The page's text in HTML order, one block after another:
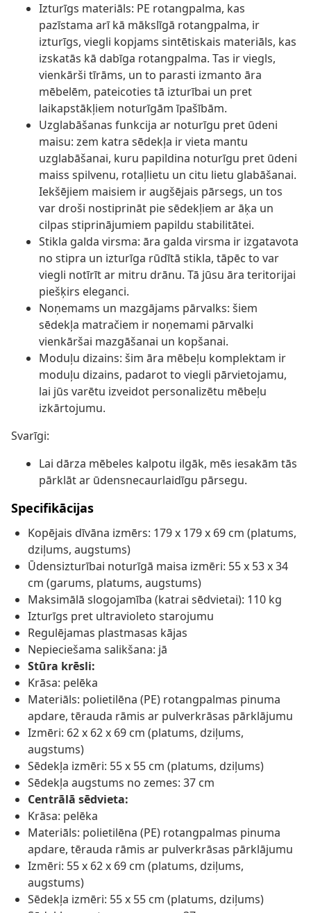
Izturīgs materiāls: PE rotangpalma, kas
pazīstama arī kā mākslīgā rotangpalma, ir
izturīgs, viegli kopjams sintētiskais materiāls, kas
izskatās kā dabīga rotangpalma. Tas ir viegls,
vienkārši tīrāms, un to parasti izmanto āra
mēbelēm, pateicoties tā izturībai un pret
laikapstākļiem noturīgām īpašībām.
Uzglabāšanas funkcija ar noturīgu pret ūdeni
maisu: zem katra sēdekļa ir vieta mantu
uzglabāšanai, kuru papildina noturīgu pret ūdeni
maiss spilvenu, rotaļlietu un citu lietu glabāšanai.
Iekšējiem maisiem ir augšējais pārsegs, un tos
var droši nostiprināt pie sēdekļiem ar āķa un
cilpas stiprinājumiem papildu stabilitātei.
Stikla galda virsma: āra galda virsma ir izgatavota
no stipra un izturīga rūdītā stikla, tāpēc to var
viegli notīrīt ar mitru drānu. Tā jūsu āra teritorijai
piešķirs eleganci.
Noņemams un mazgājams pārvalks: šiem
sēdekļa matračiem ir noņemami pārvalki
vienkāršai mazgāšanai un kopšanai.
Moduļu dizains: šim āra mēbeļu komplektam ir
moduļu dizains, padarot to viegli pārvietojamu,
lai jūs varētu izveidot personalizētu mēbeļu
izkārtojumu.
Svarīgi:
Lai dārza mēbeles kalpotu ilgāk, mēs iesakām tās
pārklāt ar ūdensnecaurlaidīgu pārsegu.
Specifikācijas
Kopējais dīvāna izmērs: 179 x 179 x 69 cm (platums,
dziļums, augstums)
Ūdensizturībai noturīgā maisa izmēri: 55 x 53 x 34
cm (garums, platums, augstums)
Maksimālā slogojamība (katrai sēdvietai): 110 kg
Izturīgs pret ultravioleto starojumu
Regulējamas plastmasas kājas
Nepieciešama salikšana: jā
Stūra krēsli:
Krāsa: pelēka
Materiāls: polietilēna (PE) rotangpalmas pinuma
apdare, tērauda rāmis ar pulverkrāsas pārklājumu
Izmēri: 62 x 62 x 69 cm (platums, dziļums,
augstums)
Sēdekļa izmēri: 55 x 55 cm (platums, dziļums)
Sēdekļa augstums no zemes: 37 cm
Centrālā sēdvieta:
Krāsa: pelēka
Materiāls: polietilēna (PE) rotangpalmas pinuma
apdare, tērauda rāmis ar pulverkrāsas pārklājumu
Izmēri: 55 x 62 x 69 cm (platums, dziļums,
augstums)
Sēdekļa izmēri: 55 x 55 cm (platums, dziļums)